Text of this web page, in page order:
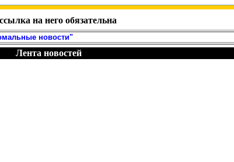
на него обязательна
новости"
Лента новостей